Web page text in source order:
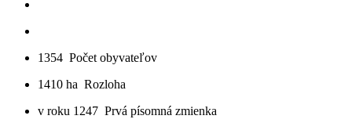
1354 Počet obyvateľov
1410 ha Rozloha
v roku 1247 Prvá písomná zmienka